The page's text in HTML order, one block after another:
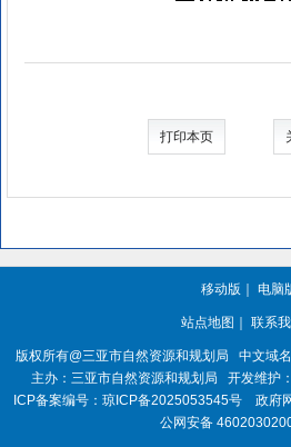
打印本页
移动版 ｜ 电脑
站点地图 ｜ 联系
版权所有@三亚市自然资源和规划局
中文域
主办：三亚市自然资源和规划局
开发维护
ICP备案编号： 琼ICP备2025053545号 政府
公网安备